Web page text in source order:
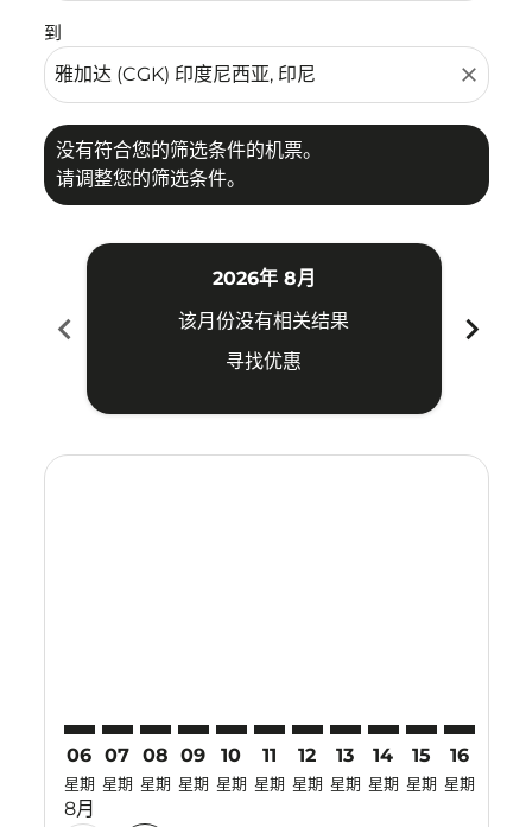
到
close
没有符合您的筛选条件的机票。
请调整您的筛选条件。
chevron_left
2026年 8月
该月份没有相关结果
寻找优惠
chevron_right
06
星期
8月
07
星期
08
星期
09
星期
10
星期
11
星期
12
星期
13
星期
14
星期
15
星期
16
星期